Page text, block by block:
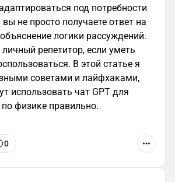
под потребности
вы не просто получаете ответ на
логики рассуждений.
репетитор, если уметь
В этой статье я
советами и лайфхаками,
использовать чат GPT для
физике правильно.
0